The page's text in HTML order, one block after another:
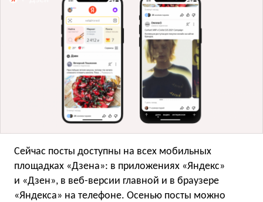
Сейчас посты доступны на всех мобильных
площадках «Дзена»: в приложениях «Яндекс»
и «Дзен», в веб-версии главной и в браузере
«Яндекса» на телефоне. Осенью посты можно